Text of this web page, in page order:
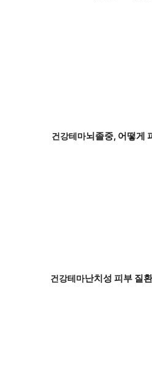
건강테마뇌졸중, 어떻게
건강테마난치성 피부 질